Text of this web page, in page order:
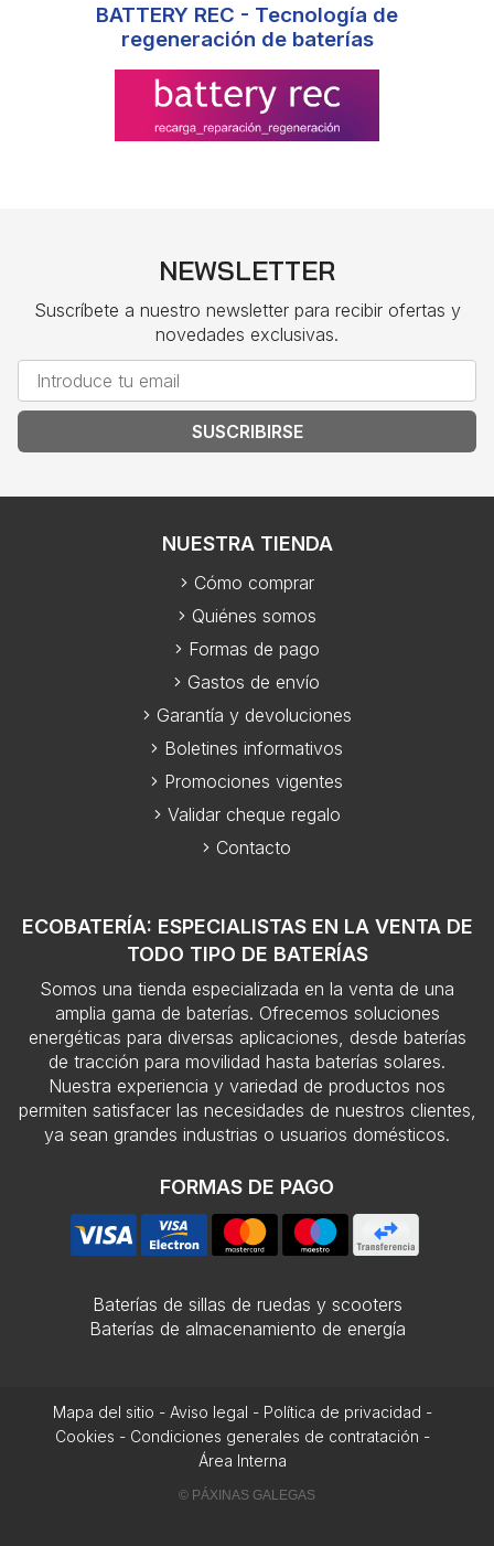
BATTERY REC - Tecnología de
regeneración de baterías
NEWSLETTER
Suscríbete a nuestro newsletter para recibir ofertas y
novedades exclusivas.
SUSCRIBIRSE
ECOBATERÍA: ESPECIALISTAS EN LA VENTA DE
TODO TIPO DE BATERÍAS
Somos una tienda especializada en la venta de una
amplia gama de baterías. Ofrecemos soluciones
energéticas para diversas aplicaciones, desde baterías
de tracción para movilidad hasta baterías solares.
Nuestra experiencia y variedad de productos nos
permiten satisfacer las necesidades de nuestros clientes,
ya sean grandes industrias o usuarios domésticos.
FORMAS DE PAGO
NUESTRA TIENDA
Cómo comprar
Quiénes somos
Formas de pago
Gastos de envío
Garantía y devoluciones
Boletines informativos
Promociones vigentes
Validar cheque regalo
Contacto
Baterías de sillas de ruedas y scooters
Baterías de almacenamiento de energía
Mapa del sitio - Aviso legal - Política de privacidad -
Cookies - Condiciones generales de contratación -
Área Interna
© PÁXINAS GALEGAS